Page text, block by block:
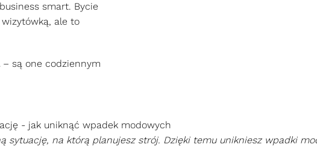
smart. Bycie
ale to
– są one codziennym
sytuację, na którą planujesz strój. Dzięki temu unikniesz wpadki